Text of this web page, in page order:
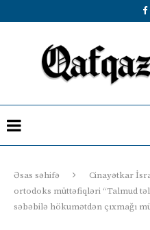
Əsas səhifə Cinayətkar
ortodoks müttəfiqləri “Talmud
səbəbilə hökumətdən çıxmağı